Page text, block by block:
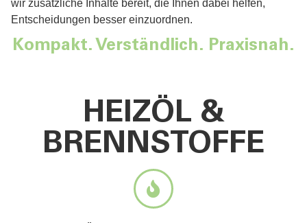
wir zusätzliche Inhalte bereit, die Ihnen dabei helfen,
Entscheidungen besser einzuordnen.
Kompakt. Verständlich. Praxisnah.
HEIZÖL &
BRENNSTOFFE